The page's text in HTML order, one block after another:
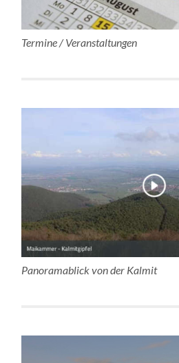
Termine / Veranstaltungen
Panoramablick von der Kalmit